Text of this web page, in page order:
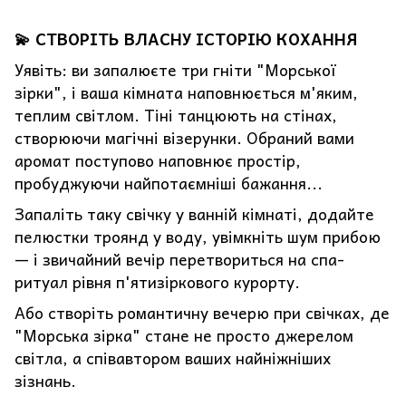
💫 СТВОРІТЬ ВЛАСНУ ІСТОРІЮ КОХАННЯ
Уявіть: ви запалюєте три гніти "Морської
зірки", і ваша кімната наповнюється м'яким,
теплим світлом. Тіні танцюють на стінах,
створюючи магічні візерунки. Обраний вами
аромат поступово наповнює простір,
пробуджуючи найпотаємніші бажання...
Запаліть таку свічку у ванній кімнаті, додайте
пелюстки троянд у воду, увімкніть шум прибою
— і звичайний вечір перетвориться на спа-
ритуал рівня п'ятизіркового курорту.
Або створіть романтичну вечерю при свічках, де
"Морська зірка" стане не просто джерелом
світла, а співавтором ваших найніжніших
зізнань.